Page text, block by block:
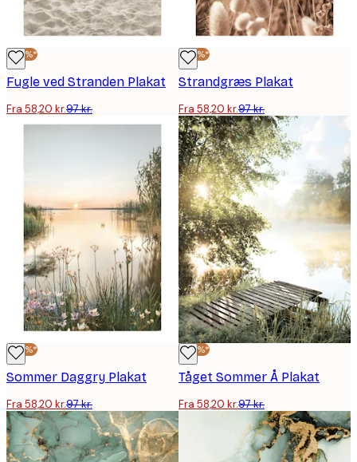
-40%*
Fugle ved Stranden Plakat
Fra 58,20 kr.97 kr.
-40%*
Strandgræs Plakat
Fra 58,20 kr.97 kr.
-40%*
Sommer Daggry Plakat
Fra 58,20 kr.97 kr.
-40%*
Tåget Sommer Å Plakat
Fra 58,20 kr.97 kr.